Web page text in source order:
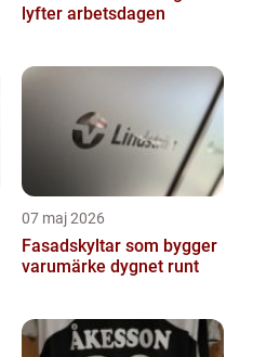
lyfter arbetsdagen
07 maj 2026
Fasadskyltar som bygger
varumärke dygnet runt